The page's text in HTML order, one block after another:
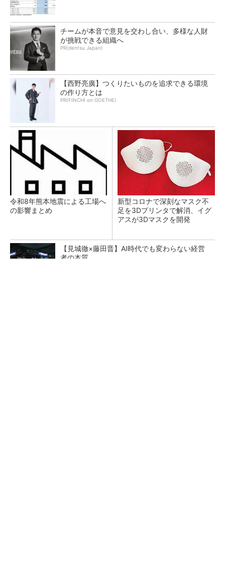
チームが本音で意見を交わし合い、多様な人財
が挑戦できる組織へ
PR(dentsu Japan)
【西野亮廣】つくりたいものを追求できる環境
の作り方とは
PR(FINCHI on GOETHE)
令和8年熊本地震による工場へ
の影響まとめ
新型コロナで深刻なマスク不
足を3Dプリンタで解消、イグ
アスが3Dマスクを開発
【見城徹×藤田晋】AI時代でも変わらない経営
者の本質